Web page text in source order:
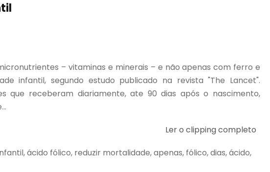
– vitaminas e minerais – e não apenas com ferro e
infantil, segundo estudo publicado na revista "The Lancet".
que receberam diariamente, ate 90 dias após o nascimento,
Ler o clipping completo
ácido fólico, reduzir mortalidade, apenas, fólico, dias, ácido,